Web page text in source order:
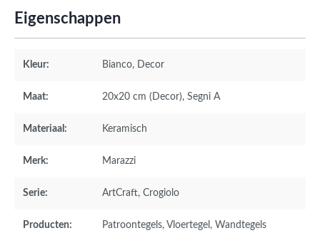
Eigenschappen
Kleur: Bianco, Decor
Maat: 20x20 cm (Decor), Segni A
Materiaal: Keramisch
Merk: Marazzi
Serie: ArtCraft, Crogiolo
Producten: Patroontegels, Vloertegel , Wandtegels